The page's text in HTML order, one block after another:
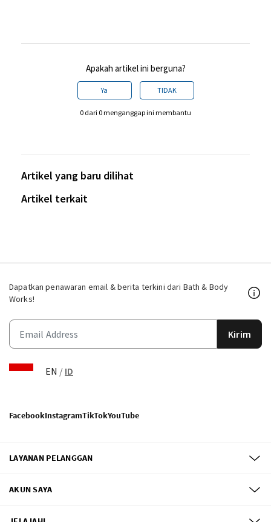
Apakah artikel ini berguna?
Ya TIDAK
0 dari 0 menganggap ini membantu
Artikel yang baru dilihat
Artikel terkait
Dapatkan penawaran email & berita terkini dari Bath & Body
Works!
Kirim
EN / ID
FacebookInstagramTikTokYouTube
LAYANAN PELANGGAN
AKUN SAYA